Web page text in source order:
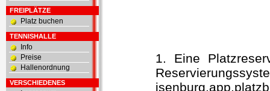
FREIPLÄTZE
Platz buchen
TENNISHALLE
Info
Preise
Hallenordnung
VERSCHIEDENES
1. Eine